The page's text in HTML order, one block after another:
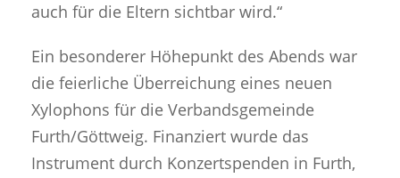
auch für die Eltern sichtbar wird.“
Ein besonderer Höhepunkt des Abends war
die feierliche Überreichung eines neuen
Xylophons für die Verbandsgemeinde
Furth/Göttweig. Finanziert wurde das
Instrument durch Konzertspenden in Furth,